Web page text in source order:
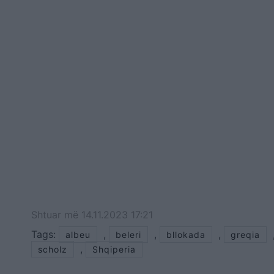
Shtuar më 14.11.2023 17:21
Tags:
albeu , beleri , bllokada , greqia
scholz , Shqiperia